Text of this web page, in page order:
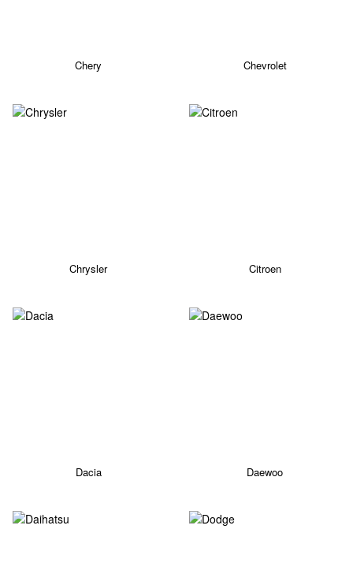
Chery Chevrolet
Chrysler Citroen
Dacia Daewoo